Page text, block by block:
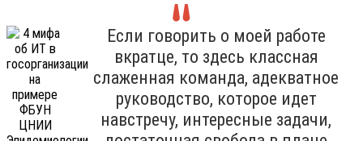
Если говорить о моей работе
вкратце, то здесь классная
слаженная команда, адекватное
руководство, которое идет
навстречу, интересные задачи,